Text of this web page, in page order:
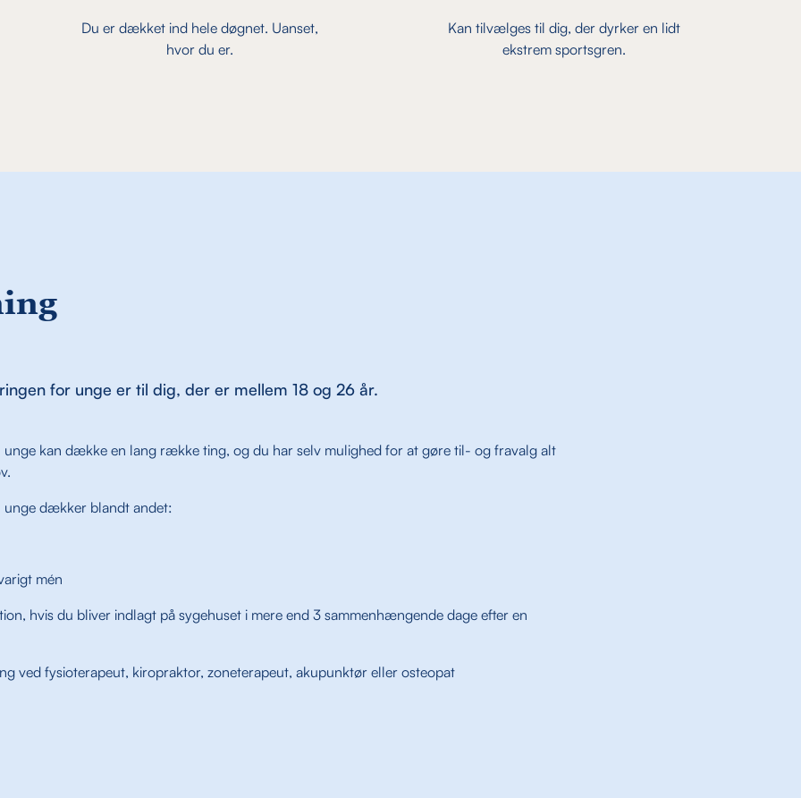
Du er dækket ind hele døgnet. Uanset,
hvor du er.
Kan tilvælges til dig, der dyrker en lidt
ekstrem sportsgren.
for unge er til dig, der er mellem 18 og 26 år.
unge kan dække en lang række ting, og du har selv mulighed for at gøre til- og fravalg alt
unge dækker blandt andet:
mén
hvis du bliver indlagt på sygehuset i mere end 3 sammenhængende dage efter en
ved fysioterapeut, kiropraktor, zoneterapeut, akupunktør eller osteopat